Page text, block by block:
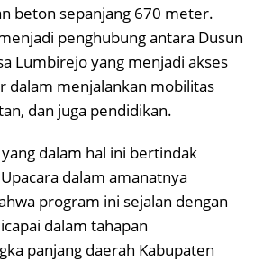
beton sepanjang 670 meter.
penghubung antara Dusun
Lumbirejo yang menjadi akses
dalam menjalankan mobilitas
dan juga pendidikan.
dalam hal ini bertindak
dalam amanatnya
program ini sejalan dengan
dalam tahapan
panjang daerah Kabupaten